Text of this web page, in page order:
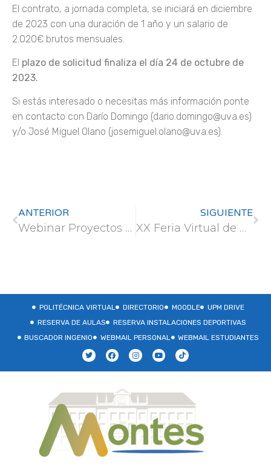
El contrato, a jornada completa, se iniciará en diciembre
de 2023 con una duración de 1 año y un salario de
2.020€ brutos mensuales.
El plazo de solicitud finaliza el día 24 de octubre de
2023.
Si estás interesado o necesitas más información ponte
en contacto con Darío Domingo (dario.domingo@uva.es)
y/o José Miguel Olano (josemiguel.olano@uva.es).
ANTERIOR
Webinar Proyectos SEMILLA UPM-MIT (MISTI)
SIGUIENTE
XX Feria Virtual de Empleo UPM – 25 al 27 de octubre
POLITÉCNICA VIRTUAL DIRECTORIO MOODLE
UPM DRIVE
RESERVA DE AULAS
RESERVA INSTALACIONES DEPORTIVAS
BUSCADOR INGENIO
WEBMAIL PERSONAL WEBMAIL ESTUDIANTES